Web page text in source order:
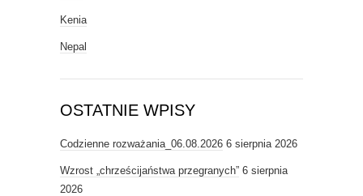
Kenia
Nepal
OSTATNIE WPISY
Codzienne rozważania_06.08.2026 6 sierpnia 2026
Wzrost „chrześcijaństwa przegranych” 6 sierpnia
2026